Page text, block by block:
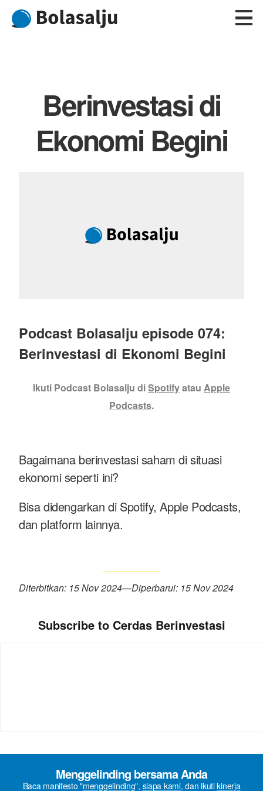
Skip
content
Berinvestasi di
Ekonomi Begini
Podcast Bolasalju episode 074:
Berinvestasi di Ekonomi Begini
Ikuti Podcast Bolasalju diSpotifyatau Apple
Podcasts.
Bagaimana berinvestasi saham di situasi
ekonomi seperti ini?
Bisa didengarkan di Spotify, Apple Podcasts,
dan platform lainnya.
Diterbitkan: 15 Nov 2024—Diperbarui: 15 Nov 2024
Subscribe to Cerdas Berinvestasi
Menggelinding bersama Anda
Baca manifesto "menggelinding", siapa kami, dan ikutikinerja